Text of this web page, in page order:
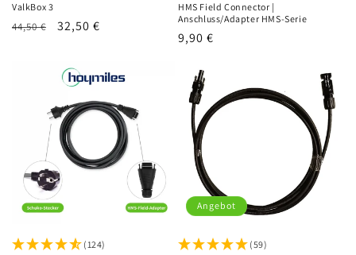
ValkBox 3
Normaler
44,50 € Verkaufspreis
32,50 €
HMS Field Connector |
Anschluss/Adapter HMS-Serie
Normaler
9,90 €
(124)
Angebot
(59)